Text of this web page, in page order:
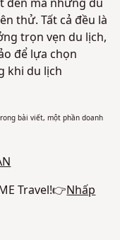
thử. Tất cả đều là
trọn vẹn du lịch,
để lựa chọn
khi du lịch
bài viết, một phần doanh
Travel!👉Nhấp